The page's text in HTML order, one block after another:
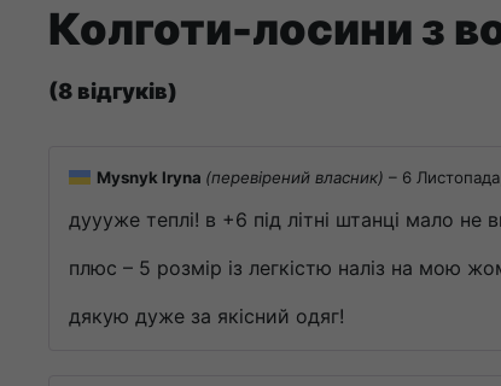
Колготи-лосини з
(8 відгуків)
Mysnyk Iryna (перевірений власник) – 6
дуууже теплі! в +6 під літні штанці мало
плюс – 5 розмір із легкістю наліз на мою
дякую дуже за якісний одяг!